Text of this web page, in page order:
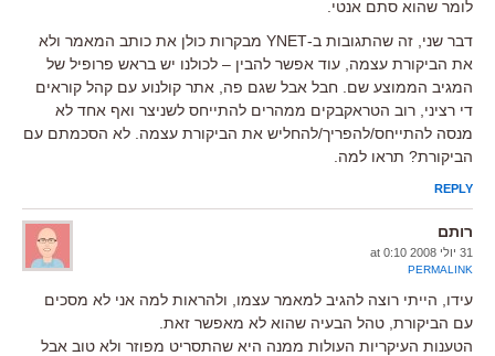
לומר שהוא סתם אנטי.
דבר שני, זה שהתגובות ב-YNET מבקרות כולן את כותב המאמר ולא
את הביקורת עצמה, עוד אפשר להבין – לכולנו יש בראש פרופיל של
המגיב הממוצע שם. חבל אבל שגם פה, אתר קולנוע עם קהל קוראים
די רציני, רוב הטראקבקים ממהרים להתייחס לשניצר ואף אחד לא
מנסה להתייחס/להפריך/להחליש את הביקורת עצמה. לא הסכמתם עם
הביקורת? תראו למה.
REPLY
רותם
31 יולי 2008 at 0:10
PERMALINK
עידו, הייתי רוצה להגיב למאמר עצמו, ולהראות למה אני לא מסכים
עם הביקורת, טהל הבעיה שהוא לא מאפשר זאת.
הטענות העיקריות העולות ממנה היא שהתסריט מפוזר ולא טוב אבל